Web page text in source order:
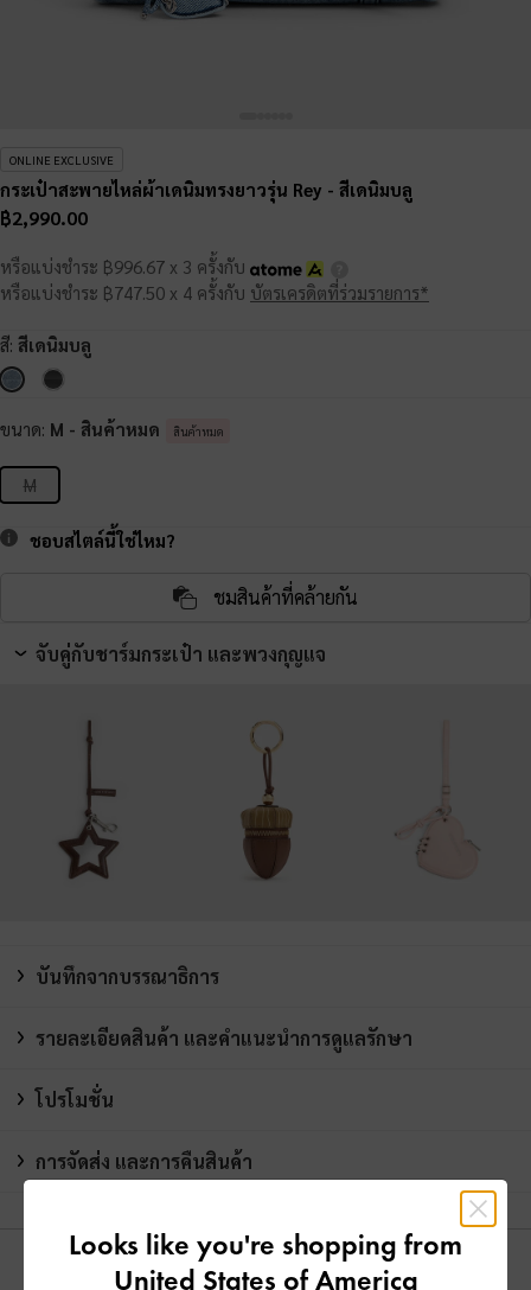
ONLINE EXCLUSIVE
กระเป๋าสะพายไหล่ผ้าเดนิมทรงยาวรุ่น Rey - สีเดนิมบลู
฿2,990.00
หรือแบ่งชำระ ฿996.67 x 3 ครั้งกับ
หรือแบ่งชำระ ฿747.50 x 4 ครั้งกับ บัตรเครดิตที่ร่วมรายการ*
สี: สีเดนิมบลู
ขนาด: M - สินค้าหมด สินค้าหมด
M
ชอบสไตล์นี้ใช่ไหม?
ชมสินค้าที่คล้ายกัน
จับคู่กับชาร์มกระเป๋า และพวงกุญแจ
บันทึกจากบรรณาธิการ
รายละเอียดสินค้า และคำแนะนำการดูแลรักษา
โปรโมชั่น
การจัดส่ง และการคืนสินค้า
คุณอาจจะชอบสินค้านี้
Looks like you're shopping from
United States of America